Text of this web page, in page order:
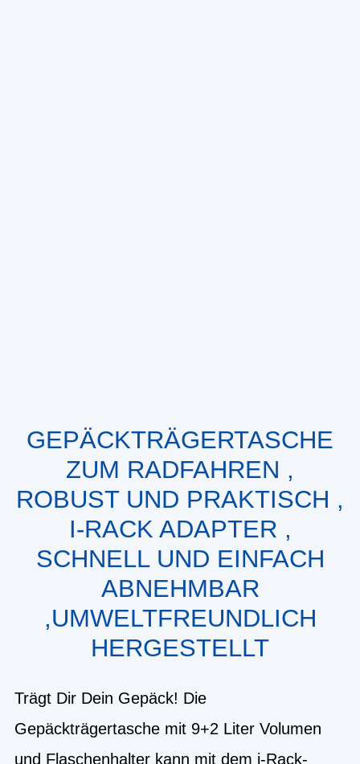
GEPÄCKTRÄGERTASCHE
ZUM RADFAHREN ,
ROBUST UND PRAKTISCH ,
I-RACK ADAPTER ,
SCHNELL UND EINFACH
ABNEHMBAR
,UMWELTFREUNDLICH
HERGESTELLT
Trägt Dir Dein Gepäck! Die
Gepäckträgertasche mit 9+2 Liter Volumen
und Flaschenhalter kann mit dem i-Rack-